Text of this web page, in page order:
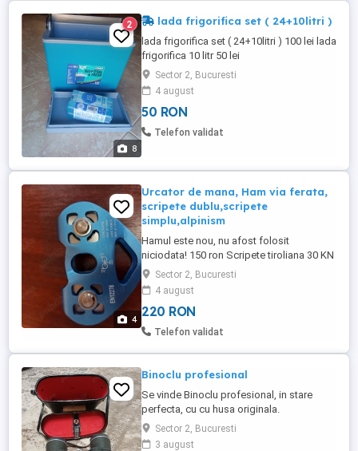
8
2 lada frigorifica set ( 24+10litri )
lada frigorifica set ( 24+10litri ) 100 lei lada
frigorifica 10 litr 50 lei
Sector 2, Bucuresti
4 august
50 RON
Telefon validat
4
Urcator de mana, Ham via ferata,
scripete dublu,scripete
simplu,alpinism
Hamul este nou, nu afost folosit
niciodata! 150 ron Scripete tiroliana 30 KN
( 3000 KG ) 220 ron Scripete simplu 20 KN
100 ron Urcator de mana de alpinism 4
KN, Mâner de ascensiune 220 ron Toate
sun noi!
Sector 2, Bucuresti
4 august
220 RON
Telefon validat
Binoclu profesional
Se vinde Binoclu profesional, in stare
perfecta, cu cu husa originala.
Sector 2, Bucuresti
3 august